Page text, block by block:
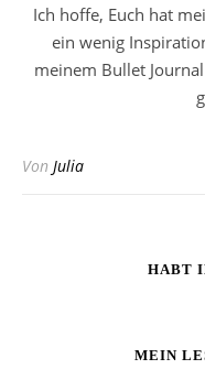
Ich hoffe, Euch hat
ein wenig
meinem Bullet
Von Julia
HABT
MEIN